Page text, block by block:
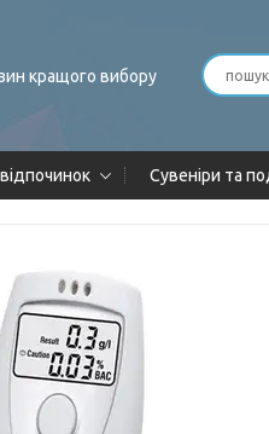
кращого вибору
Сувеніри та